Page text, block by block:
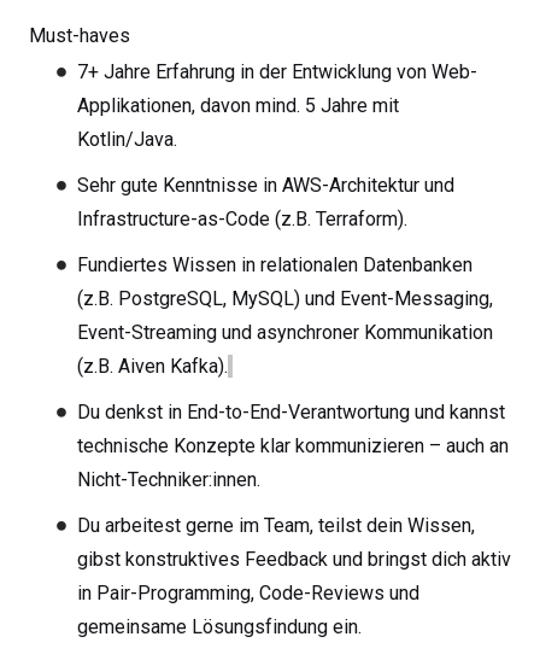
Must-haves
7+ Jahre Erfahrung in der Entwicklung von Web-
Applikationen, davon mind. 5 Jahre mit
Kotlin/Java.
Sehr gute Kenntnisse in AWS-Architektur und
Infrastructure-as-Code (z.B. Terraform).
Fundiertes Wissen in relationalen Datenbanken
(z.B. PostgreSQL, MySQL) und Event-Messaging,
Event-Streaming und asynchroner Kommunikation
(z.B. Aiven Kafka).
Du denkst in End-to-End-Verantwortung und kannst
technische Konzepte klar kommunizieren – auch an
Nicht-Techniker:innen.
Du arbeitest gerne im Team, teilst dein Wissen,
gibst konstruktives Feedback und bringst dich aktiv
in Pair-Programming, Code-Reviews und
gemeinsame Lösungsfindung ein.